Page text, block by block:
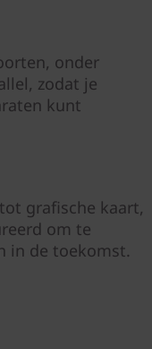
onder
zodat je
kunt
grafische kaart,
om te
in de toekomst.